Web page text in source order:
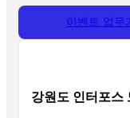
이벤트 업무
강원도 인터포스